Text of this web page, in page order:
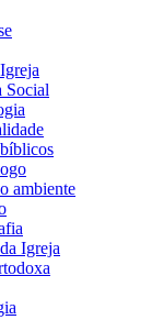
ambiente
Igreja